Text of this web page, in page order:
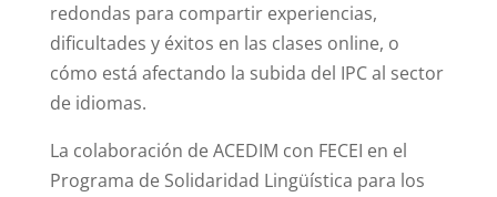
redondas para compartir experiencias,
dificultades y éxitos en las clases online, o
cómo está afectando la subida del IPC al sector
de idiomas.
La colaboración de ACEDIM con FECEI en el
Programa de Solidaridad Lingüística para los